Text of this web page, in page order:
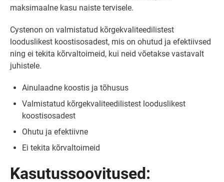
maksimaalne kasu naiste tervisele.
Cystenon on valmistatud kõrgekvaliteedilistest
looduslikest koostisosadest, mis on ohutud ja efektiivsed
ning ei tekita kõrvaltoimeid, kui neid võetakse vastavalt
juhistele.
Ainulaadne koostis ja tõhusus
Valmistatud kõrgekvaliteedilistest looduslikest
koostisosadest
Ohutu ja efektiivne
Ei tekita kõrvaltoimeid
Kasutussoovitused: